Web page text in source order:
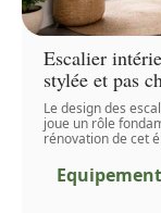
Escalier
stylée et pas
Le design des
joue un rôle
rénovation de cet
Equipement